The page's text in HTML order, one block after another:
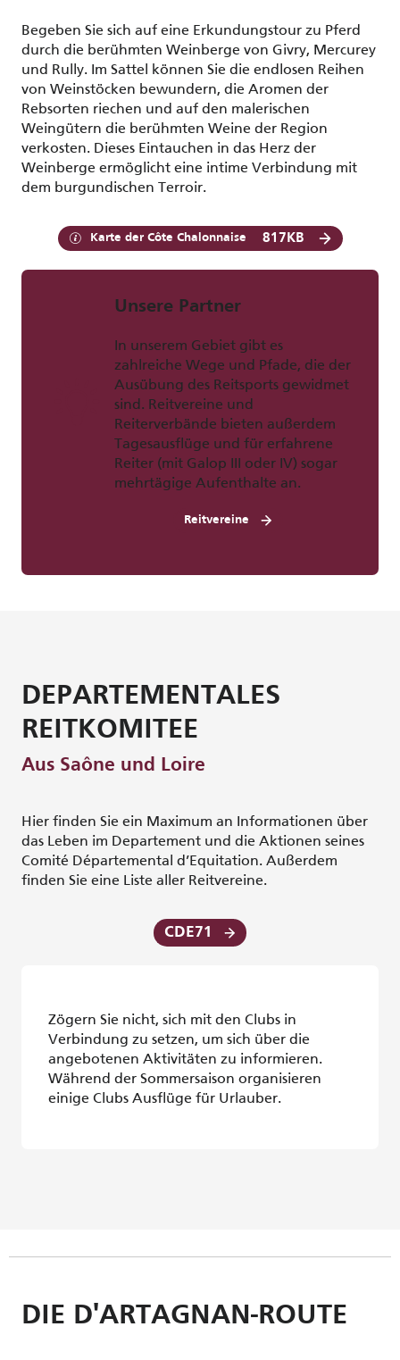
Begeben Sie sich auf eine Erkundungstour zu Pferd
durch die berühmten Weinberge von Givry, Mercurey
und Rully. Im Sattel können Sie die endlosen Reihen
von Weinstöcken bewundern, die Aromen der
Rebsorten riechen und auf den malerischen
Weingütern die berühmten Weine der Region
verkosten. Dieses Eintauchen in das Herz der
Weinberge ermöglicht eine intime Verbindung mit
dem burgundischen Terroir.
Karte der Côte Chalonnaise 817KB
Unsere Partner
In unserem Gebiet gibt es
zahlreiche Wege und Pfade, die der
Ausübung des Reitsports gewidmet
sind. Reitvereine und
Reiterverbände bieten außerdem
Tagesausflüge und für erfahrene
Reiter (mit Galop III oder IV) sogar
mehrtägige Aufenthalte an.
Reitvereine
DEPARTEMENTALES
REITKOMITEE
Aus Saône und Loire
Hier finden Sie ein Maximum an Informationen über
das Leben im Departement und die Aktionen seines
Comité Départemental d’Equitation. Außerdem
finden Sie eine Liste aller Reitvereine.
CDE71
Zögern Sie nicht, sich mit den Clubs in
Verbindung zu setzen, um sich über die
angebotenen Aktivitäten zu informieren.
Während der Sommersaison organisieren
einige Clubs Ausflüge für Urlauber.
DIE D'ARTAGNAN-ROUTE